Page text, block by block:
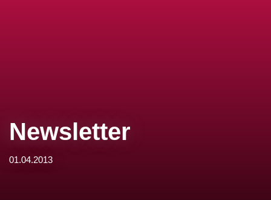
Newsletter
01.04.2013